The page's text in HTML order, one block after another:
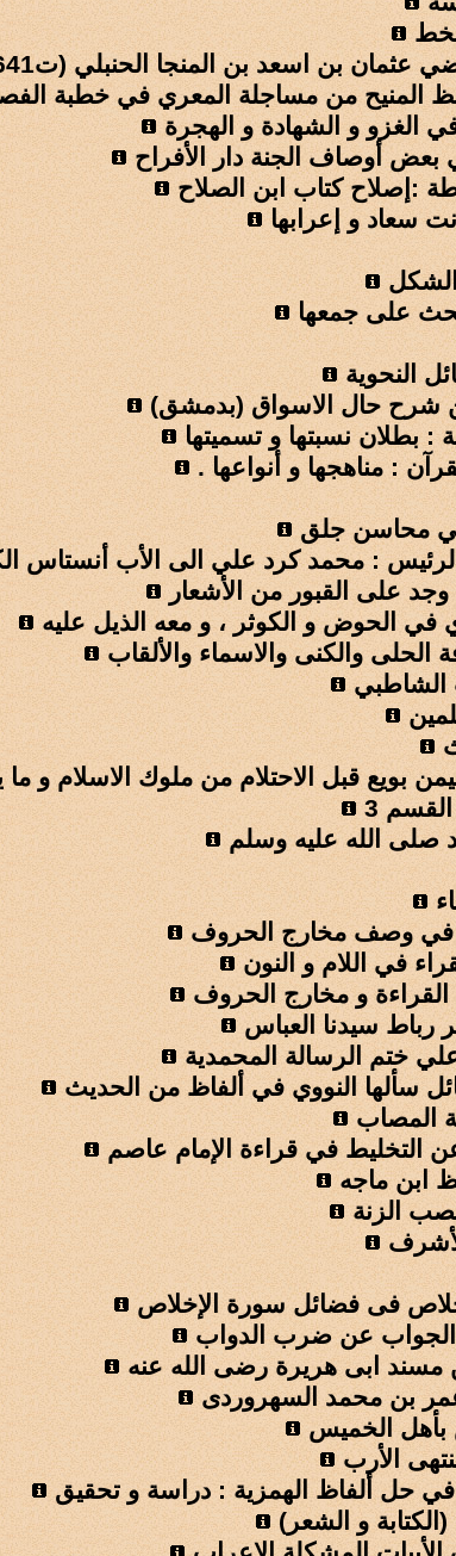
عثمان بن اسعد بن المنجا الحنبلي (ت641هـ)
المنيح من مساجلة المعري في خطبة
الغزو و الشهادة و الهجرة
بعض أوصاف الجنة دار الأفراح
:إصلاح كتاب ابن الصلاح
سعاد و إعرابها
على جمعها
النحوية
شرح حال الاسواق (بدمشق)
: بطلان نسبتها و تسميتها
: مناهجها و أنواعها .
في محاسن جلق
الرئيس : محمد كرد علي الى الأب أنستاس
وجد علی القبور من الأشعار
في الحوض و الكوثر ، و معه الذيل عليه
والكنى والاسماء والألقاب
الشاطبي
بويع قبل الاحتلام من ملوك الاسلام و
3
صلى الله عليه وسلم
في وصف مخارج الحروف
في اللام و النون
و مخارج الحروف
رباط سيدنا العباس
علي ختم الرسالة المحمدية
سألها النووي في ألفاظ من الحديث
المصاب
التخليط في قراءة الإمام عاصم
ابن ماجه
الزنة
فی فضائل سورة الإخلاص
الجواب عن ضرب الدواب
مسند ابی هريرة رضی الله عنه
بن محمد السهروردی
الخميس
الأرب
في حل ألفاظ الهمزية : دراسة و تحقيق
و الشعر)